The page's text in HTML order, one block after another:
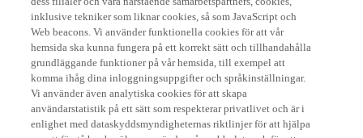
inklusive tekniker som liknar cookies, så som JavaScript och
Web beacons. Vi använder funktionella cookies för att vår
hemsida ska kunna fungera på ett korrekt sätt och tillhandahålla
grundläggande funktioner på vår hemsida, till exempel att
komma ihåg dina inloggningsuppgifter och språkinställningar.
Vi använder även analytiska cookies för att skapa
användarstatistik på ett sätt som respekterar privatlivet och är i
enlighet med dataskyddsmyndigheternas riktlinjer för att hjälpa
oss att förstå hur besökare använder vår webbplats och för att